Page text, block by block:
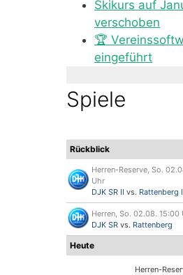
Skikurs auf
verschoben
🏆
eingeführt
Spiele
Rückblick
Herren-Reserve, So.
Uhr
DJK SR II vs. Rattenberg
Herren, So. 02.08. 15:00
DJK SR vs. Rattenberg
Heute
Herren-